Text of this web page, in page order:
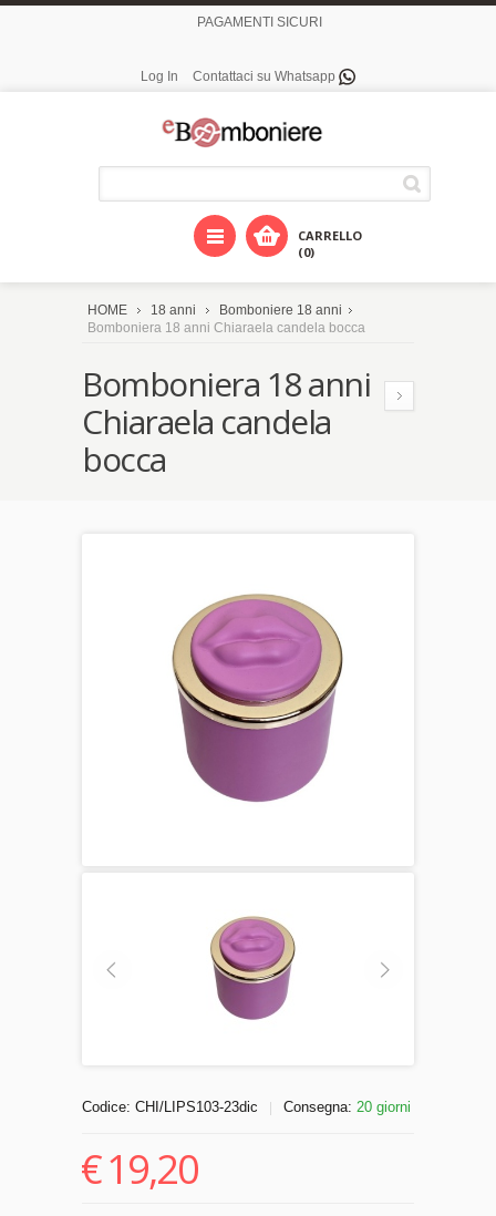
PAGAMENTI SICURI
Log In Contattaci su Whatsapp
CARRELLO
(0)
HOME 18 anni
Bomboniere 18 anni
Bomboniera 18 anni Chiaraela candela bocca
Bomboniera 18 anni
Chiaraela candela
bocca
Codice: CHI/LIPS103-23dic Consegna: 20 giorni
€19,20